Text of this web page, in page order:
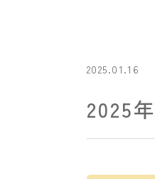
2025.01.16
2025